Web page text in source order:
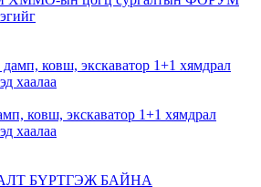
ковш, экскаватор 1+1 хямдрал
хаалаа